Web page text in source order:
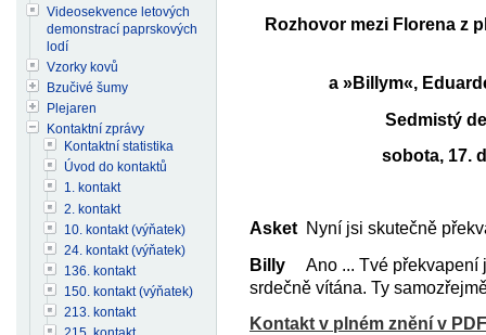
Rozhovor mezi Florena z
a »Billym«,
Sedmistý
sobota, 17.
Asket Nyní jsi skutečně
Billy Ano ... Tvé překvapení
srdečně vítána. Ty
Kontakt v plném znění v PDF
Videosekvence letových
demonstrací paprskových
lodí
Vzorky kovů
Bzučivé šumy
Plejaren
Kontaktní zprávy
Kontaktní statistika
Úvod do kontaktů
1. kontakt
2. kontakt
10. kontakt (výňatek)
24. kontakt (výňatek)
136. kontakt
150. kontakt (výňatek)
213. kontakt